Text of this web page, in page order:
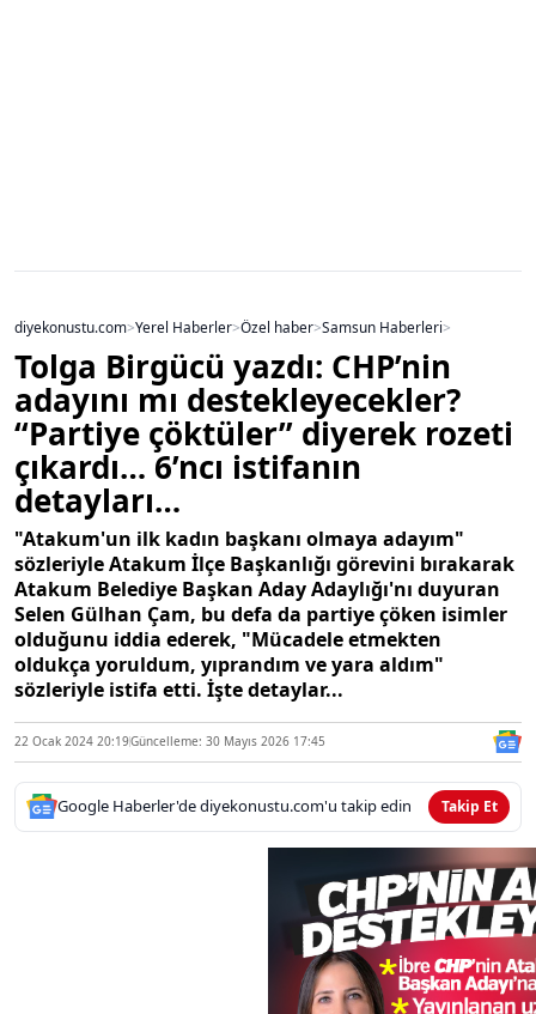
diyekonustu.com>Yerel Haberler>Özel haber>Samsun Haberleri>
Tolga Birgücü yazdı: CHP’nin
adayını mı destekleyecekler?
“Partiye çöktüler” diyerek rozeti
çıkardı… 6’ncı istifanın
detayları…
"Atakum'un ilk kadın başkanı olmaya adayım"
sözleriyle Atakum İlçe Başkanlığı görevini bırakarak
Atakum Belediye Başkan Aday Adaylığı'nı duyuran
Selen Gülhan Çam, bu defa da partiye çöken isimler
olduğunu iddia ederek, "Mücadele etmekten
oldukça yoruldum, yıprandım ve yara aldım"
sözleriyle istifa etti. İşte detaylar...
22 Ocak 2024 20:19Güncelleme: 30 Mayıs 2026 17:45
Google Haberler'de diyekonustu.com'u takip edin Takip Et